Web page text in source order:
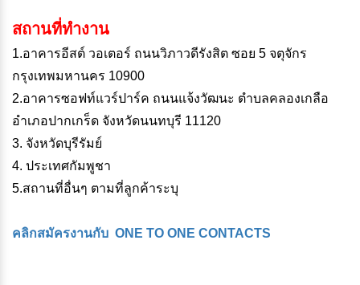
สถานที่ทำงาน
1.อาคารอีสต์ วอเตอร์ ถนนวิภาวดีรังสิต ซอย 5 จตุจักร
กรุงเทพมหานคร 10900
2.อาคารซอฟท์แวร์ปาร์ค ถนนแจ้งวัฒนะ ตำบลคลองเกลือ
อำเภอปากเกร็ด จังหวัดนนทบุรี 11120
3. จังหวัดบุรีรัมย์
4. ประเทศกัมพูชา
5.สถานที่อื่นๆ ตามที่ลูกค้าระบุ
คลิกสมัครงานกับ ONE TO ONE CONTACTS